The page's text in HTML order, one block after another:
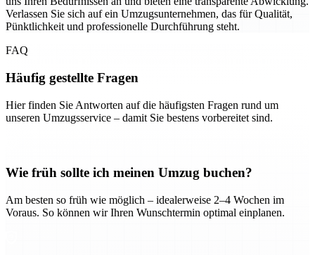
Verlassen Sie sich auf ein Umzugsunternehmen, das für Qualität,
Pünktlichkeit und professionelle Durchführung steht.
FAQ
Häufig gestellte Fragen
Hier finden Sie Antworten auf die häufigsten Fragen rund um
unseren Umzugsservice – damit Sie bestens vorbereitet sind.
Wie früh sollte ich meinen Umzug buchen?
Am besten so früh wie möglich – idealerweise 2–4 Wochen im
Voraus. So können wir Ihren Wunschtermin optimal einplanen.